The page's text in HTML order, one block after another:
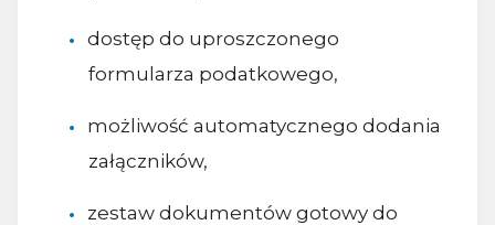
dostęp do uproszczonego
formularza podatkowego,
możliwość automatycznego dodania
załączników,
zestaw dokumentów gotowy do